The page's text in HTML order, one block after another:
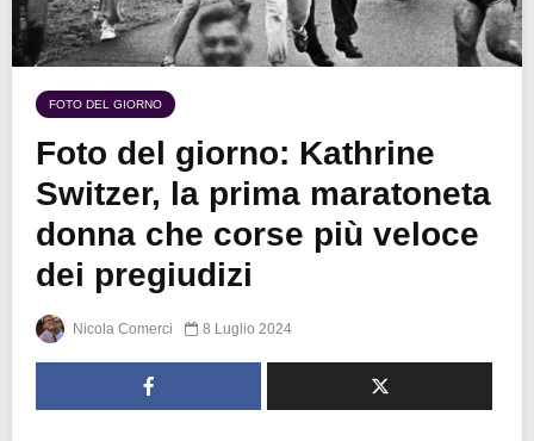
FOTO DEL GIORNO
Foto del giorno: Kathrine
Switzer, la prima maratoneta
donna che corse più veloce
dei pregiudizi
Nicola Comerci 8 Luglio 2024